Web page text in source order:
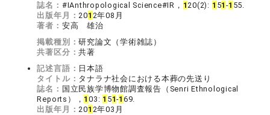
誌名： #IAnthropological Science#IR， 120(2): 1 51-1 55.
出版年月：201 2年08月
著者： 安高 雄治
掲載種別：研究論文（学術雑誌）
共著区分：共著
記述言語： 日本語
タイトル： タナラナ社会における本葬の先送り
誌名： 国立民族学博物館調査報告（Senri Ethnological
Reports）， 103: 1 51-1 69.
出版年月：201 2年03月